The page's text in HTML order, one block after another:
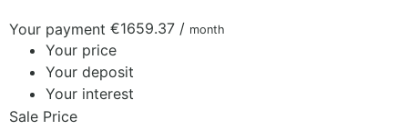
Your payment €1659.37 / month
Your price
Your deposit
Your interest
Sale Price